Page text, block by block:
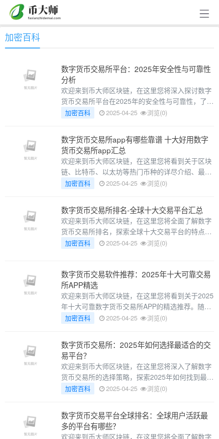
加密百科
数字货币交易所平台：2025年安全性与可靠性
分析
欢迎来到币大师区块链，在这里您将深入探讨数字
货币交易所平台在2025年的安全性与可靠性，了解
其未来发展趋势与关键技术。以下是本文精彩内
加密百科 2025-04-25 浏览(0)
数字货币交易所app有哪些靠谱 十大好用数字
货币交易所app汇总
欢迎来到币大师区块链，在这里您将看到关于区块
链、比特币、以太坊等热门币种的详尽介绍、最新
动态和实用攻略，助您快速入门不踩坑。以下是本
加密百科 2025-04-25 浏览(0)
数字货币交易所排名-全球十大交易平台汇总
欢迎来到币大师区块链，在这里您将全面了解数字
货币交易所排名，探索全球十大交易平台的特点与
优势。以下是本文精彩内容：
加密百科 2025-04-25 浏览(0)
数字货币交易软件推荐：2025年十大可靠交易
所APP精选
欢迎来到币大师区块链，在这里您将看到关于2025
年十大可靠数字货币交易所APP的精选推荐。随着
数字货币市场的快速发展，选择一个安全、便
加密百科 2025-04-25 浏览(0)
数字货币交易所：2025年如何选择最适合的交
易平台？
欢迎来到币大师区块链，在这里您将深入了解数字
货币交易所的选择策略，探索2025年如何找到最适
合您的交易平台。以下是本文精彩内容：
加密百科 2025-04-25 浏览(0)
数字货币交易平台全球排名：全球用户活跃最
多的平台有哪些？
欢迎来到币大师区块链，在这里您将全面了解数字